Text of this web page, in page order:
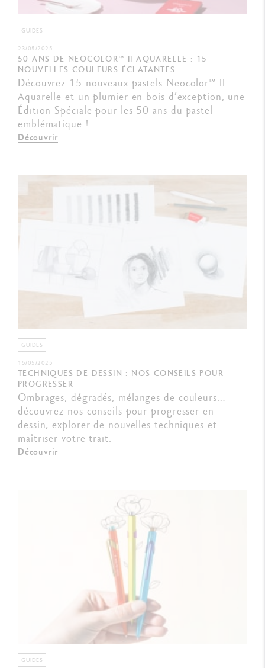
GUIDES
23/05/2025
50 ANS DE NEOCOLOR™ II AQUARELLE : 15
NOUVELLES COULEURS ÉCLATANTES
Découvrez 15 nouveaux pastels Neocolor™ II
Aquarelle et un plumier en bois d’exception, une
Édition Spéciale pour les 50 ans du pastel
emblématique !
Découvrir
GUIDES
15/05/2025
TECHNIQUES DE DESSIN : NOS CONSEILS POUR
PROGRESSER
Ombrages, dégradés, mélanges de couleurs…
découvrez nos conseils pour progresser en
dessin, explorer de nouvelles techniques et
maîtriser votre trait.
Découvrir
GUIDES